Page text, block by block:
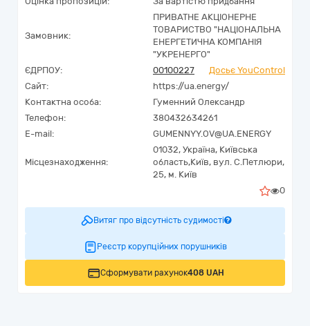
Замовник:
ПРИВАТНЕ АКЦІОНЕРНЕ
ТОВАРИСТВО "НАЦІОНАЛЬНА
ЕНЕРГЕТИЧНА КОМПАНІЯ
"УКРЕНЕРГО"
ЄДРПОУ:
00100227
Досьє YouControl
Сайт:
https://ua.energy/
Контактна особа:
Гуменний Олександр
Телефон:
380432634261
E-mail:
GUMENNYY.OV@UA.ENERGY
Місцезнаходження:
01032, Україна, Київська
область,Київ, вул. С.Петлюри,
25, м. Київ
0
Витяг про відсутність судимості
Реєстр корупційних порушників
Сформувати рахунок408 UAH